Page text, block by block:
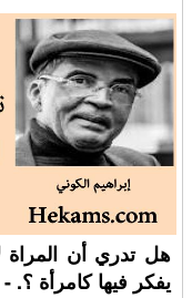
هل تدري أن المراة
يفكر فيها كامرأة ؟. -